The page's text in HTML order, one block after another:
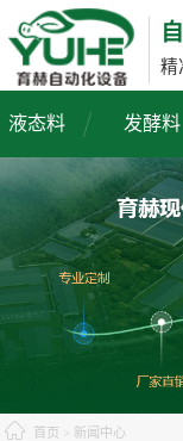
精
液态料 发酵料
首页 > 新闻中心